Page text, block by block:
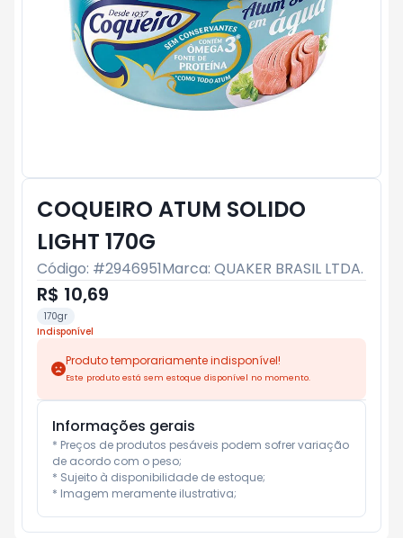
COQUEIRO ATUM SOLIDO
LIGHT 170G
Código: #2946951Marca: QUAKER BRASIL LTDA.
R$ 10,69
170gr
Indisponível
Produto temporariamente indisponível!
Este produto está sem estoque disponível no momento.
Informações gerais
* Preços de produtos pesáveis podem sofrer variação
de acordo com o peso;
* Sujeito à disponibilidade de estoque;
* Imagem meramente ilustrativa;